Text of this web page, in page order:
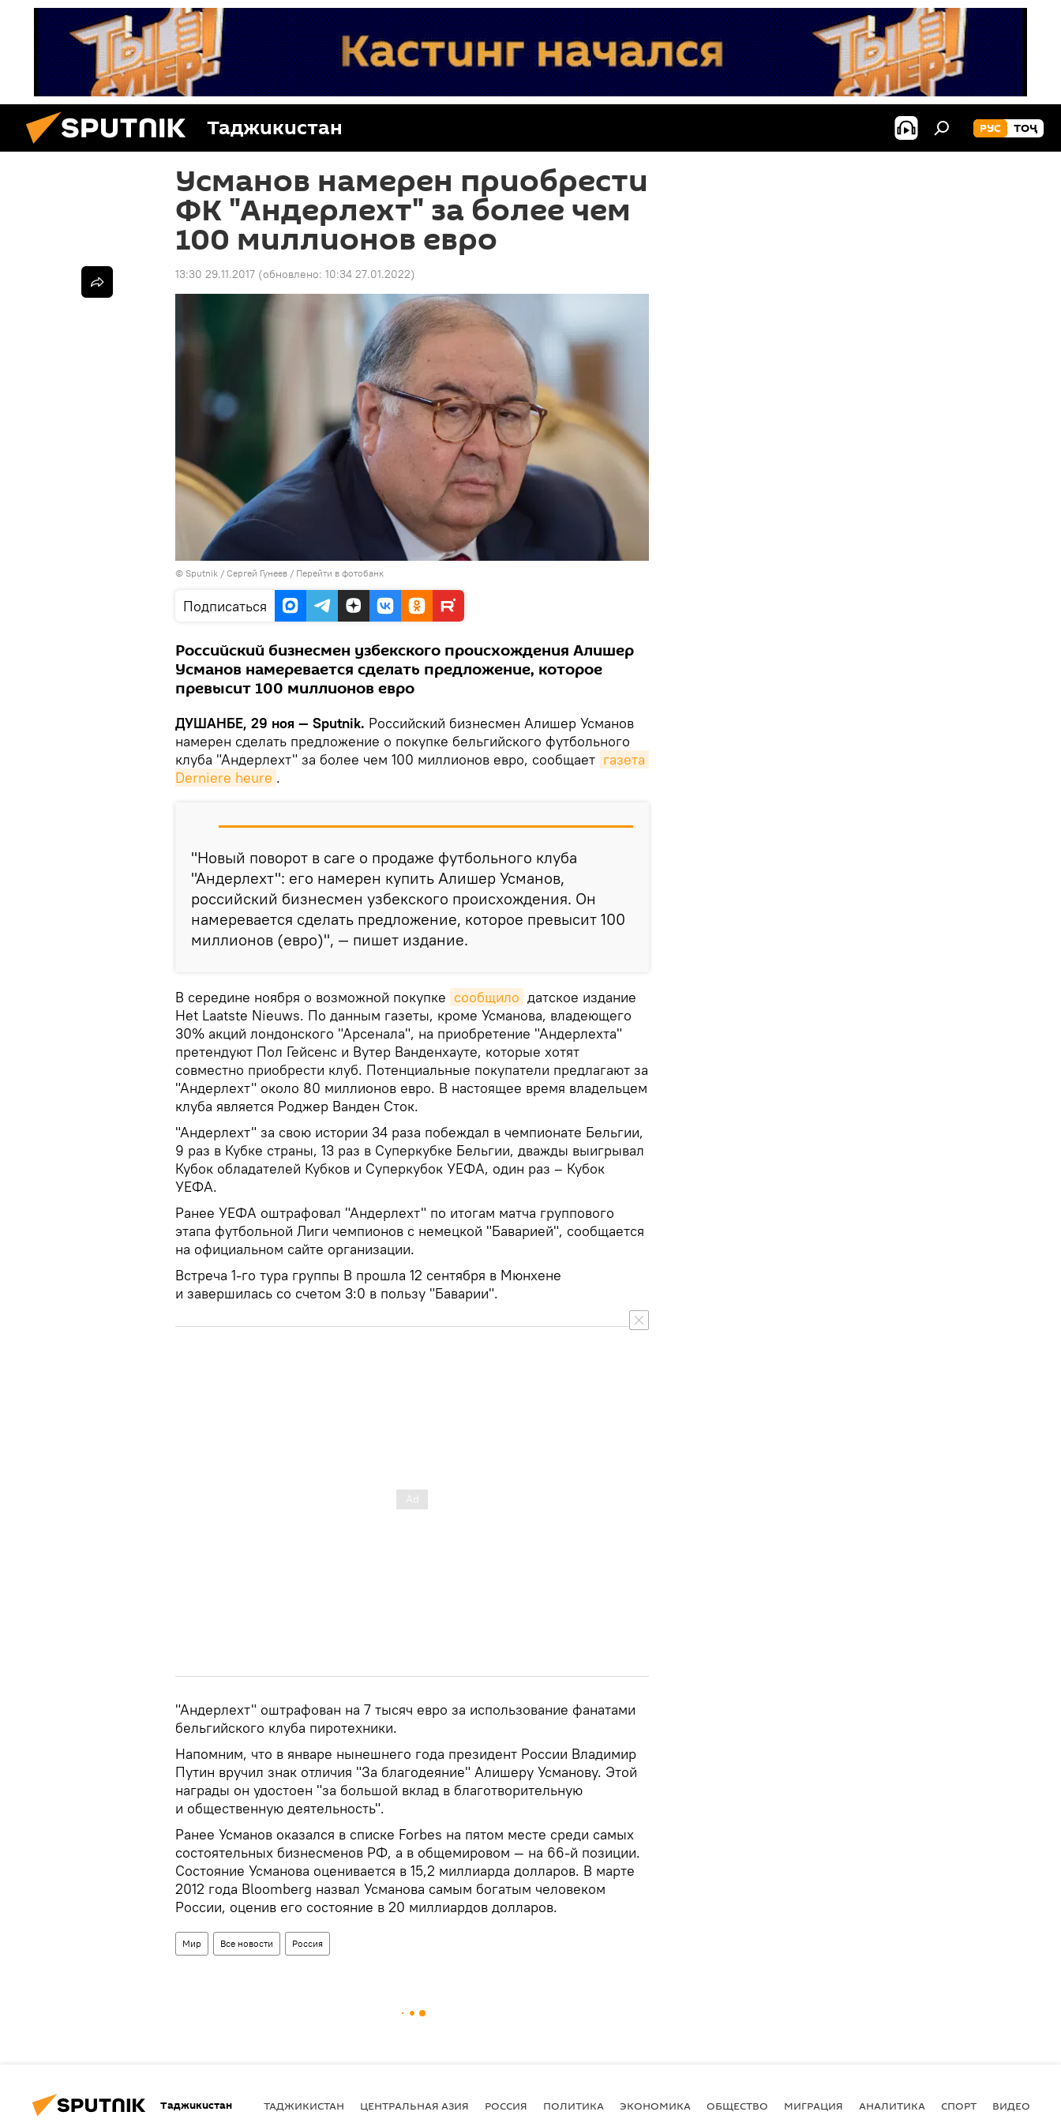
Таджикистан РУС ТОҶ
Усманов намерен приобрести
ФК "Андерлехт" за более чем
100 миллионов евро
13:30 29.11.2017 (обновлено: 10:34 27.01.2022)
© Sputnik / Сергей Гунеев / Перейти в фотобанк
Подписаться
Российский бизнесмен узбекского происхождения Алишер
Усманов намеревается сделать предложение, которое
превысит 100 миллионов евро
ДУШАНБЕ, 29 ноя — Sputnik. Российский бизнесмен Алишер Усманов
намерен сделать предложение о покупке бельгийского футбольного
клуба "Андерлехт" за более чем 100 миллионов евро, сообщает газета
Derniere heure .
"Новый поворот в саге о продаже футбольного клуба
"Андерлехт": его намерен купить Алишер Усманов,
российский бизнесмен узбекского происхождения. Он
намеревается сделать предложение, которое превысит 100
миллионов (евро)", — пишет издание.
В середине ноября о возможной покупке сообщило датское издание
Het Laatste Nieuws. По данным газеты, кроме Усманова, владеющего
30% акций лондонского "Арсенала", на приобретение "Андерлехта"
претендуют Пол Гейсенс и Вутер Ванденхауте, которые хотят
совместно приобрести клуб. Потенциальные покупатели предлагают за
"Андерлехт" около 80 миллионов евро. В настоящее время владельцем
клуба является Роджер Ванден Сток.
"Андерлехт" за свою истории 34 раза побеждал в чемпионате Бельгии,
9 раз в Кубке страны, 13 раз в Суперкубке Бельгии, дважды выигрывал
Кубок обладателей Кубков и Суперкубок УЕФА, один раз – Кубок
УЕФА.
Ранее УЕФА оштрафовал "Андерлехт" по итогам матча группового
этапа футбольной Лиги чемпионов с немецкой "Баварией", сообщается
на официальном сайте организации.
Встреча 1-го тура группы В прошла 12 сентября в Мюнхене
и завершилась со счетом 3:0 в пользу "Баварии".
"Андерлехт" оштрафован на 7 тысяч евро за использование фанатами
бельгийского клуба пиротехники.
Напомним, что в январе нынешнего года президент России Владимир
Путин вручил знак отличия "За благодеяние" Алишеру Усманову. Этой
награды он удостоен "за большой вклад в благотворительную
и общественную деятельность".
Ранее Усманов оказался в списке Forbes на пятом месте среди самых
состоятельных бизнесменов РФ, а в общемировом — на 66-й позиции.
Состояние Усманова оценивается в 15,2 миллиарда долларов. В марте
2012 года Bloomberg назвал Усманова самым богатым человеком
России, оценив его состояние в 20 миллиардов долларов.
Мир Все новости Россия
Таджикистан ТАДЖИКИСТАН ЦЕНТРАЛЬНАЯ АЗИЯ РОССИЯ ПОЛИТИКА ЭКОНОМИКА ОБЩЕСТВО МИГРАЦИЯ АНАЛИТИКА СПОРТ ВИДЕО